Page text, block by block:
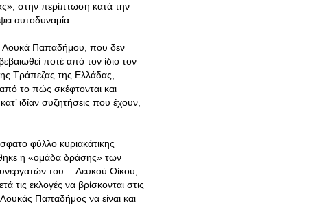
στην περίπτωση κατά την
αυτοδυναμία.
Λουκά Παπαδήμου, που δεν
ποτέ από τον ίδιο τον
Τράπεζας της Ελλάδας,
το πώς σκέφτονται και
ιδίαν συζητήσεις που έχουν,
φύλλο κυριακάτικης
η «ομάδα δράσης» των
του… Λευκού Οίκου,
τις εκλογές να βρίσκονται στις
Παπαδήμος να είναι και